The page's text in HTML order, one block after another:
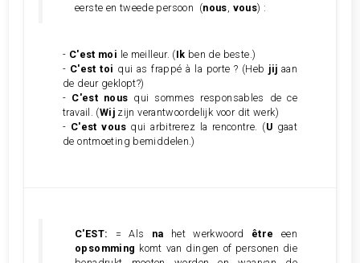
eerste en tweede persoon (nous, vous) :
- C'est moi le meilleur. (Ik ben de beste.)
- C'est toi qui as frappé à la porte ? (Heb jij aan
de deur geklopt?)
- C'est nous qui sommes responsables de ce
travail. (Wijzijn verantwoordelijk voor dit werk)
- C'est vousqui arbitrerez la rencontre. (U gaat
de ontmoeting bemiddelen.)
C'EST: = Als na het werkwoord être
een
opsomming komt van dingen of personen die